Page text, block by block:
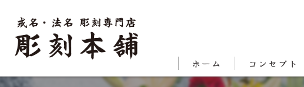
ホーム コンセプト